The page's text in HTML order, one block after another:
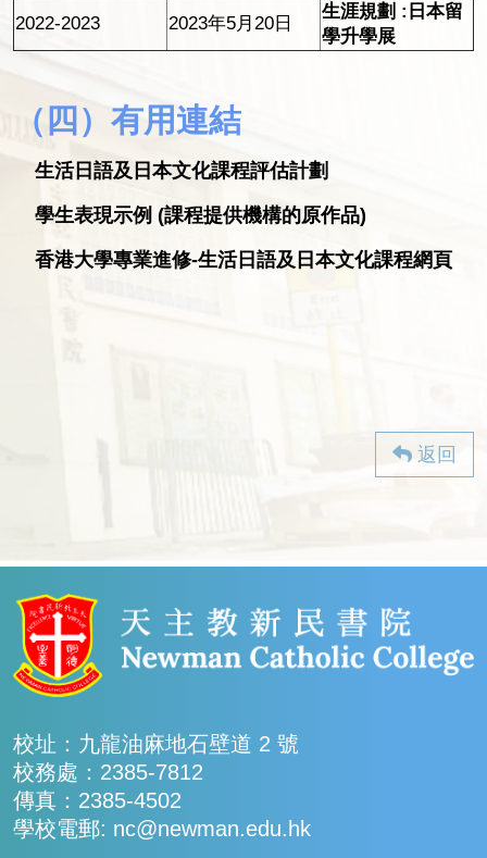
2022-2023 2023年5月20日
生涯規劃 :日本留
學升學展
（四）有用連結
生活日語及日本文化課程評估計劃
學生表現示例 (課程提供機構的原作品)
香港大學專業進修-生活日語及日本文化課程網頁
返回
校址：九龍油麻地石壁道 2 號
校務處：2385-7812
傳真：2385-4502
學校電郵: nc@newman.edu.hk